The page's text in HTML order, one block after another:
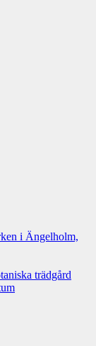
i Ängelholm,
trädgård